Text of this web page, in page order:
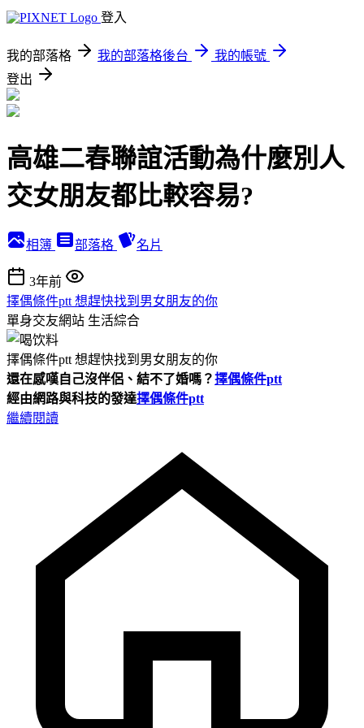
登入
我的部落格 我的部落格後台
我的帳號
登出
高雄二春聯誼活動為什麼別人
交女朋友都比較容易?
相簿 部落格 名片
3年前
擇偶條件ptt 想趕快找到男女朋友的你
單身交友網站 生活綜合
擇偶條件ptt 想趕快找到男女朋友的你
還在感嘆自己沒伴侶、結不了婚嗎？擇偶條件ptt
經由網路與科技的發達擇偶條件ptt
繼續閱讀